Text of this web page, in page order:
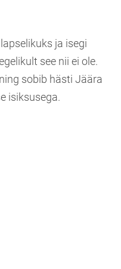
ja isegi
see nii ei ole.
sobib hästi Jäära
isiksusega.